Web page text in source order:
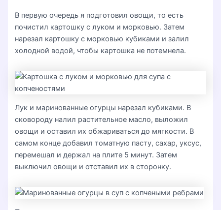
В первую очередь я подготовил овощи, то есть
почистил картошку с луком и морковью. Затем
нарезал картошку с морковью кубиками и залил
холодной водой, чтобы картошка не потемнела.
Лук и маринованные огурцы нарезал кубиками. В
сковороду налил растительное масло, выложил
овощи и оставил их обжариваться до мягкости. В
самом конце добавил томатную пасту, сахар, уксус,
перемешал и держал на плите 5 минут. Затем
выключил овощи и отставил их в сторонку.